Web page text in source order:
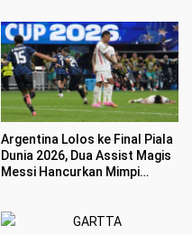
Argentina Lolos ke Final Piala
Dunia 2026, Dua Assist Magis
Messi Hancurkan Mimpi